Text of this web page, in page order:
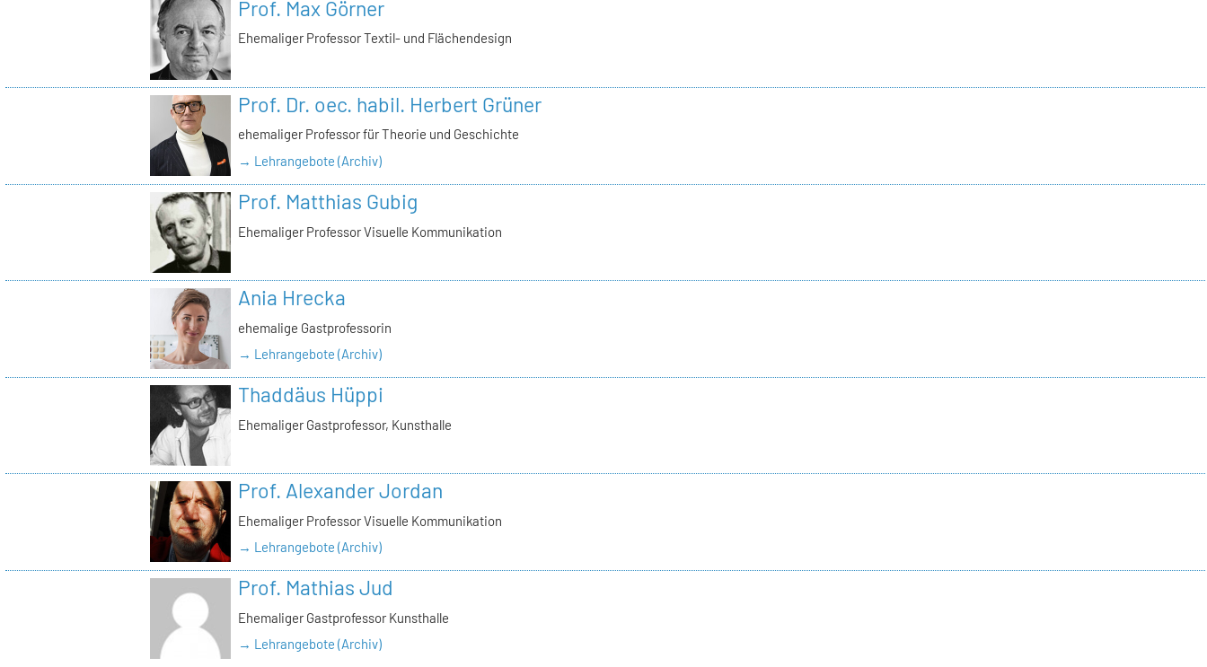
Prof. Max Görner
Ehemaliger Professor Textil- und Flächendesign
Prof. Dr. oec. habil. Herbert Grüner
ehemaliger Professor für Theorie und Geschichte
→ Lehrangebote (Archiv)
Prof. Matthias Gubig
Ehemaliger Professor Visuelle Kommunikation
Ania Hrecka
ehemalige Gastprofessorin
→ Lehrangebote (Archiv)
Thaddäus Hüppi
Ehemaliger Gastprofessor, Kunsthalle
Prof. Alexander Jordan
Ehemaliger Professor Visuelle Kommunikation
→ Lehrangebote (Archiv)
Prof. Mathias Jud
Ehemaliger Gastprofessor Kunsthalle
→ Lehrangebote (Archiv)